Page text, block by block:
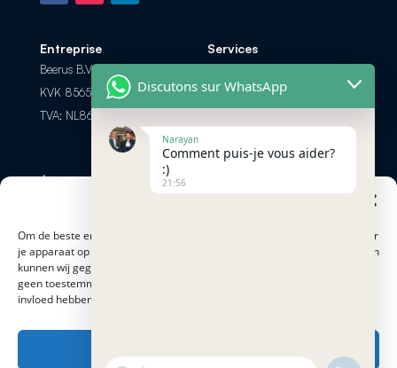
Om de beste ervaringen te bieden, gebruiken cookies om informatie over
je apparaat op te slaan en/of te raadplegen. Door hiermee in te stemmen
kunnen wij gegevens zoals surfgedrag of op deze site verwerken. Als je
geen toestemming geeft of je toestemming intrekt, kan dit een nadelige
invloed hebben op bepaalde functies en mogelijkheden.
Entreprise
Beerus B.V.
KVK 85658308
TVA: NL863698104B01
Services
Les options de paiement
Échanger par
téléphone? Appel ou
Modes de paiement
Discutons sur WhatsApp
Narayan
Comment puis-je vous aider?
:)
21:56